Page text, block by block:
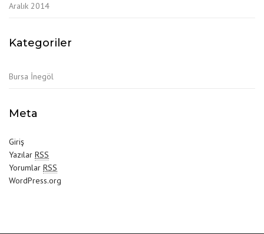
Aralık 2014
Kategoriler
Bursa İnegöl
Meta
Giriş
Yazılar RSS
Yorumlar RSS
WordPress.org